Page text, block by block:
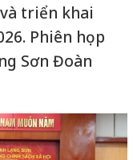
triển khai
Phiên họp
Sơn Đoàn